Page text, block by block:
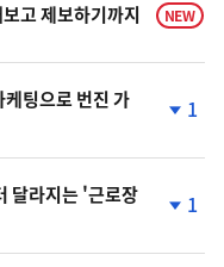
고 제보하기까지 NEW
팅으로 번진 가
계
1
달라지는 '근로장
계
1